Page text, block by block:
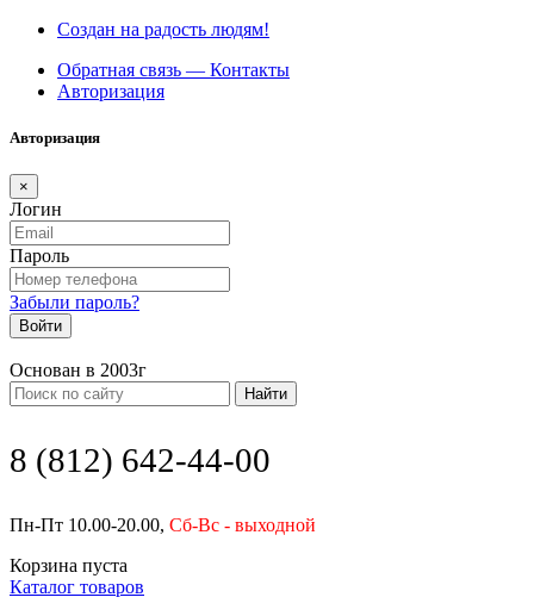
Создан на радость людям!
Обратная связь — Контакты
Авторизация
Авторизация
×
Логин
Пароль
Забыли пароль?
Войти
Основан в 2003г
Найти
8 (812) 642-44-00
Пн-Пт 10.00-20.00, Сб-Вс - выходной
Корзина пуста
Каталог товаров